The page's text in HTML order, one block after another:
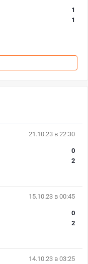
1
1
21.10.23 в 22:30
0
2
15.10.23 в 00:45
0
2
14.10.23 в 03:25